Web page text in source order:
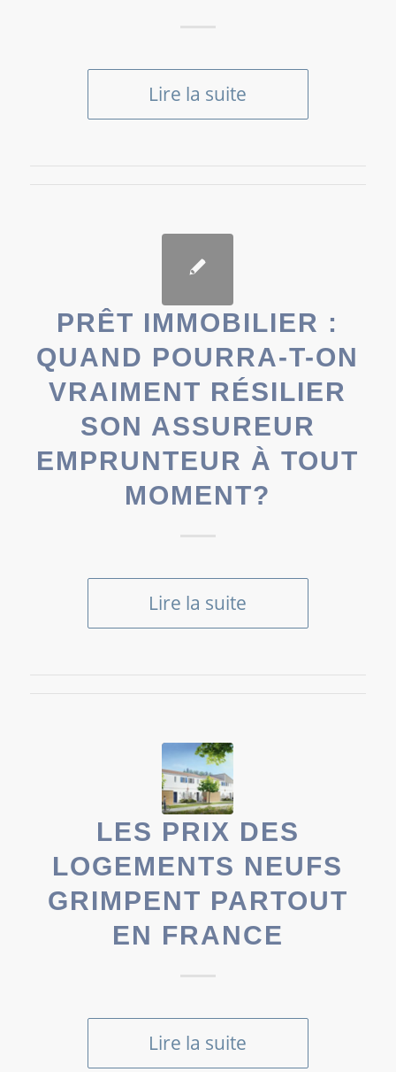
Lire la suite
PRÊT IMMOBILIER :
QUAND POURRA-T-ON
VRAIMENT RÉSILIER
SON ASSUREUR
EMPRUNTEUR À TOUT
MOMENT?
Lire la suite
LES PRIX DES
LOGEMENTS NEUFS
GRIMPENT PARTOUT
EN FRANCE
Lire la suite